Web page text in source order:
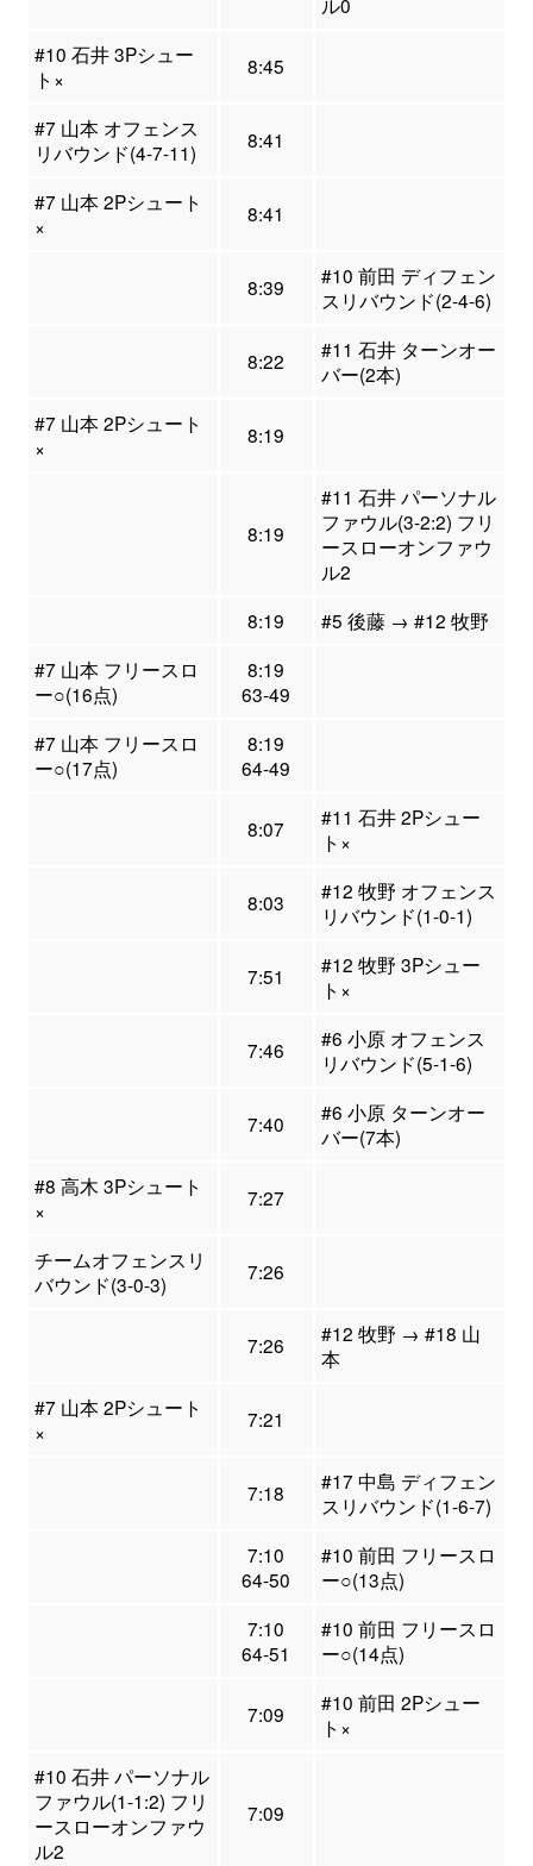
#10 石井 3Pシュー
ト×
8:45
#7 山本 オフェンス
リバウンド(4-7-11)
8:41
#7 山本 2Pシュート
×
8:41
8:39
#10 前田 ディフェン
スリバウンド(2-4-6)
8:22
#11 石井 ターンオー
バー(2本)
#7 山本 2Pシュート
×
8:19
8:19
#11 石井 パーソナル
ファウル(3-2:2) フリ
ースローオンファウ
ル2
8:19
#5 後藤 → #12 牧野
#7 山本 フリースロ
ー○(16点)
8:19
63-49
#7 山本 フリースロ
ー○(17点)
8:19
64-49
8:07
#11 石井 2Pシュー
ト×
8:03
#12 牧野 オフェンス
リバウンド(1-0-1)
7:51
#12 牧野 3Pシュー
ト×
7:46
#6 小原 オフェンス
リバウンド(5-1-6)
7:40
#6 小原 ターンオー
バー(7本)
#8 高木 3Pシュート
×
7:27
チームオフェンスリ
バウンド(3-0-3)
7:26
7:26
#12 牧野 → #18 山
本
#7 山本 2Pシュート
×
7:21
7:18
#17 中島 ディフェン
スリバウンド(1-6-7)
7:10
64-50
#10 前田 フリースロ
ー○(13点)
7:10
64-51
#10 前田 フリースロ
ー○(14点)
7:09
#10 前田 2Pシュー
ト×
#10 石井 パーソナル
ファウル(1-1:2) フリ
ースローオンファウ
ル2
7:09